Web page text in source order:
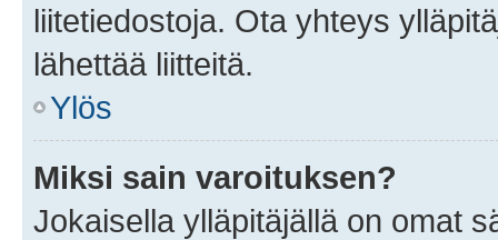
liitetiedostoja. Ota yhteys
lähettää liitteitä.
Ylös
Miksi sain varoituksen?
Jokaisella ylläpitäjällä on omat